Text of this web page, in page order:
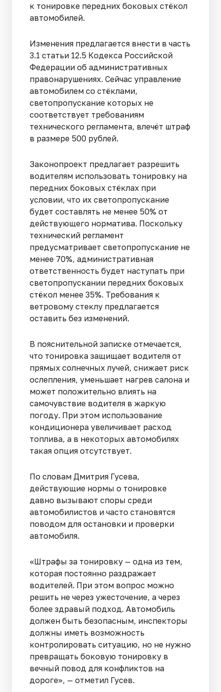
к тонировке передних боковых стёкол
автомобилей.
Изменения предлагается внести в часть
3.1 статьи 12.5 Кодекса Российской
Федерации об административных
правонарушениях. Сейчас управление
автомобилем со стёклами,
светопропускание которых не
соответствует требованиям
технического регламента, влечёт штраф
в размере 500 рублей.
Законопроект предлагает разрешить
водителям использовать тонировку на
передних боковых стёклах при
условии, что их светопропускание
будет составлять не менее 50% от
действующего норматива. Поскольку
технический регламент
предусматривает светопропускание не
менее 70%, административная
ответственность будет наступать при
светопропускании передних боковых
стёкол менее 35%. Требования к
ветровому стеклу предлагается
оставить без изменений.
В пояснительной записке отмечается,
что тонировка защищает водителя от
прямых солнечных лучей, снижает риск
ослепления, уменьшает нагрев салона и
может положительно влиять на
самочувствие водителя в жаркую
погоду. При этом использование
кондиционера увеличивает расход
топлива, а в некоторых автомобилях
такая опция отсутствует.
По словам Дмитрия Гусева,
действующие нормы о тонировке
давно вызывают споры среди
автомобилистов и часто становятся
поводом для остановки и проверки
автомобиля.
«Штрафы за тонировку — одна из тем,
которая постоянно раздражает
водителей. При этом вопрос можно
решить не через ужесточение, а через
более здравый подход. Автомобиль
должен быть безопасным, инспекторы
должны иметь возможность
контролировать ситуацию, но не нужно
превращать боковую тонировку в
вечный повод для конфликтов на
дороге», — отметил Гусев.